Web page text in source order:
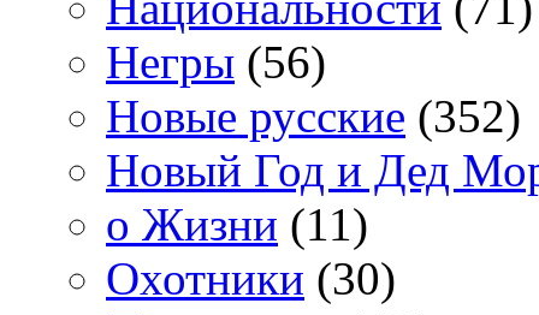
Негры (56)
Новые русские (352)
Новый Год и Дед
о Жизни (11)
Охотники (30)